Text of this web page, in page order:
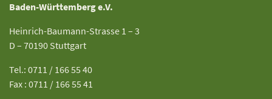
Baden-Württemberg e.V.
Heinrich-Baumann-Strasse 1 – 3
D – 70190 Stuttgart
Tel.: 0711 / 166 55 40
Fax : 0711 / 166 55 41